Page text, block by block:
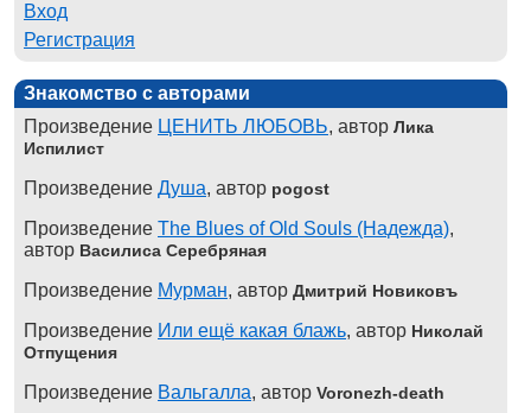
Вход
Регистрация
Знакомство с авторами
Произведение ЦЕНИТЬ ЛЮБОВЬ, автор Лика
Испилист
Произведение Душа, автор pogost
Произведение The Blues of Old Souls (Надежда),
автор Василиса Серебряная
Произведение Мурман, автор Дмитрий Новиковъ
Произведение Или ещё какая блажь, автор Николай
Отпущения
Произведение Вальгалла, автор Voronezh-death